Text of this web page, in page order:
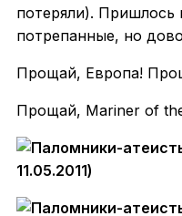
потеряли). Пришлось
потрепанные, но
Прощай, Европа!
Прощай, Mariner of